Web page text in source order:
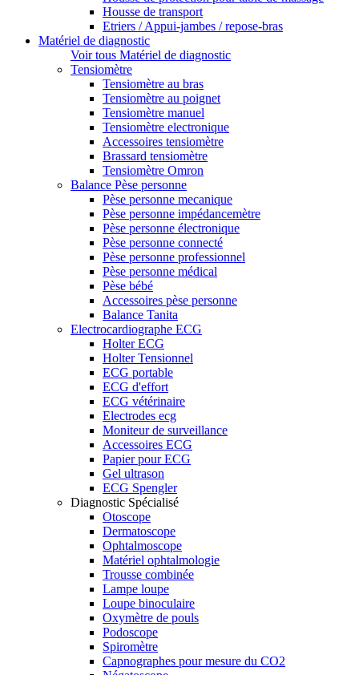
Housse de transport
Etriers / Appui-jambes / repose-bras
Matériel de diagnostic
Voir tous Matériel de diagnostic
Tensiomètre
Tensiomètre au bras
Tensiomètre au poignet
Tensiomètre manuel
Tensiomètre electronique
Accessoires tensiomètre
Brassard tensiomètre
Tensiomètre Omron
Balance Pèse personne
Pèse personne mecanique
Pèse personne impédancemètre
Pèse personne électronique
Pèse personne connecté
Pèse personne professionnel
Pèse personne médical
Pèse bébé
Accessoires pèse personne
Balance Tanita
Electrocardiographe ECG
Holter ECG
Holter Tensionnel
ECG portable
ECG d'effort
ECG vétérinaire
Electrodes ecg
Moniteur de surveillance
Accessoires ECG
Papier pour ECG
Gel ultrason
ECG Spengler
Diagnostic Spécialisé
Otoscope
Dermatoscope
Ophtalmoscope
Matériel ophtalmologie
Trousse combinée
Lampe loupe
Loupe binoculaire
Oxymètre de pouls
Podoscope
Spiromètre
Capnographes pour mesure du CO2